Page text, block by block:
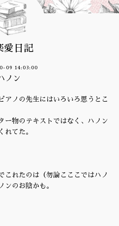
愛日記
09 14:03:00
ノン
アノの先生にはいろいろ思うとこ
ー物のテキストではなく、ハノン
れてた。
これたのは（勿論こここではハノ
ンのお陰かも。